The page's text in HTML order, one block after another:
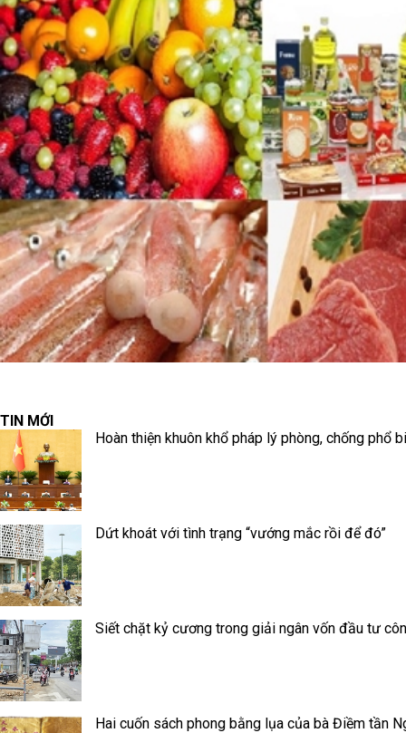
TIN MỚI
Hoàn thiện khuôn khổ pháp lý phòng, chống phổ
Dứt khoát với tình trạng “vướng mắc rồi để đó”
Siết chặt kỷ cương trong giải ngân vốn đầu tư
Hai cuốn sách phong bằng lụa của bà Điềm tần